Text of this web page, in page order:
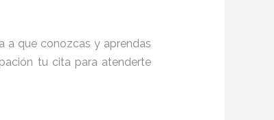
a que conozcas y aprendas
tu cita para atenderte